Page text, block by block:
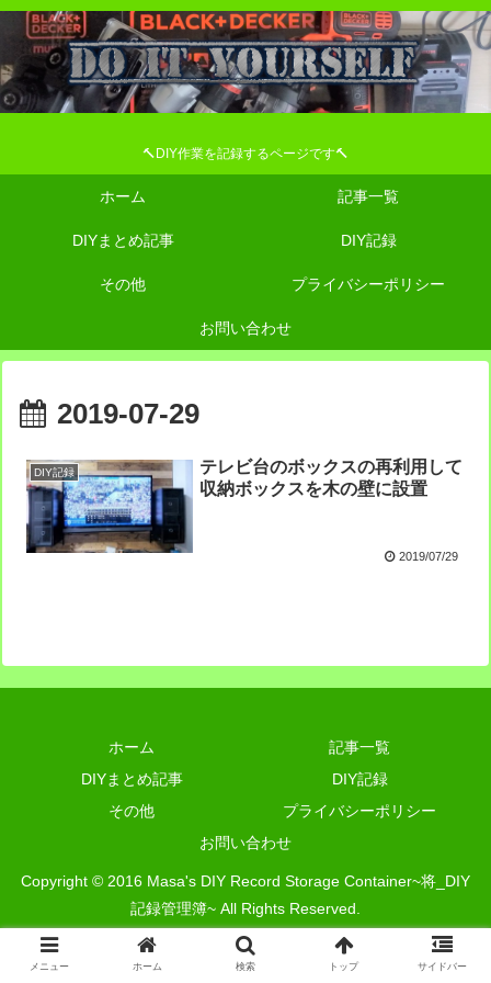
🔨DIY作業を記録するページです🔨
ホーム 記事一覧
DIYまとめ記事 DIY記録
その他 プライバシーポリシー
お問い合わせ
2019-07-29
DIY記録
テレビ台のボックスの再利用して
収納ボックスを木の壁に設置
2019/07/29
ホーム
記事一覧
DIYまとめ記事
DIY記録
その他
プライバシーポリシー
お問い合わせ
Copyright © 2016 Masa's DIY Record Storage Container~将_DIY
記録管理簿~ All Rights Reserved.
メニュー ホーム 検索 トップ サイドバー